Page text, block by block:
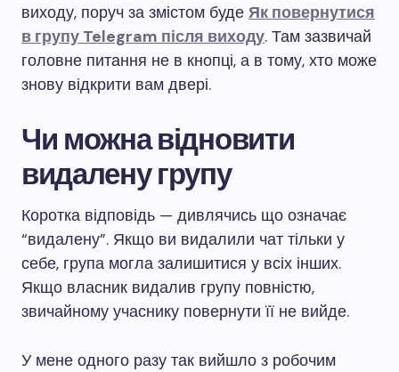
виходу, поруч за змістом буде Як повернутися
в групу Telegram після виходу. Там зазвичай
головне питання не в кнопці, а в тому, хто може
знову відкрити вам двері.
Чи можна відновити
видалену групу
Коротка відповідь — дивлячись що означає
“видалену”. Якщо ви видалили чат тільки у
себе, група могла залишитися у всіх інших.
Якщо власник видалив групу повністю,
звичайному учаснику повернути її не вийде.
У мене одного разу так вийшло з робочим